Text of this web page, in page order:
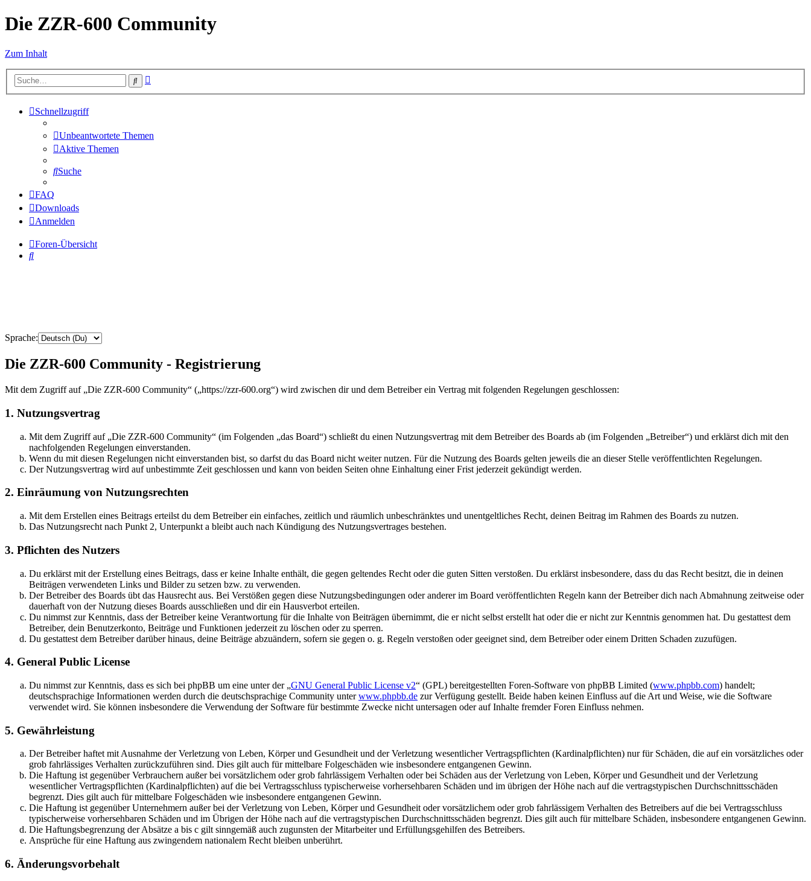
Die ZZR-600 Community
Zum Inhalt
Suche
Schnellzugriff
Unbeantwortete Themen
Aktive Themen
Suche
FAQ
Downloads
Anmelden
Foren-Übersicht
Suche
Sprache:
Die ZZR-600 Community - Registrierung
Mit dem Zugriff auf „Die ZZR-600 Community“ („https://zzr-600.org“) wird zwischen dir und dem Betreiber ein Vertrag mit folgenden Regelungen geschlossen:
1. Nutzungsvertrag
Mit dem Zugriff auf „Die ZZR-600 Community“ (im Folgenden „das Board“) schließt du einen Nutzungsvertrag mit dem Betreiber des Boards ab (im Folgenden „Betreiber“) und erklärst dich mit den
nachfolgenden Regelungen einverstanden.
Wenn du mit diesen Regelungen nicht einverstanden bist, so darfst du das Board nicht weiter nutzen. Für die Nutzung des Boards gelten jeweils die an dieser Stelle veröffentlichten Regelungen.
Der Nutzungsvertrag wird auf unbestimmte Zeit geschlossen und kann von beiden Seiten ohne Einhaltung einer Frist jederzeit gekündigt werden.
2. Einräumung von Nutzungsrechten
Mit dem Erstellen eines Beitrags erteilst du dem Betreiber ein einfaches, zeitlich und räumlich unbeschränktes und unentgeltliches Recht, deinen Beitrag im Rahmen des Boards zu nutzen.
Das Nutzungsrecht nach Punkt 2, Unterpunkt a bleibt auch nach Kündigung des Nutzungsvertrages bestehen.
3. Pflichten des Nutzers
Du erklärst mit der Erstellung eines Beitrags, dass er keine Inhalte enthält, die gegen geltendes Recht oder die guten Sitten verstoßen. Du erklärst insbesondere, dass du das Recht besitzt, die in deinen
Beiträgen verwendeten Links und Bilder zu setzen bzw. zu verwenden.
Der Betreiber des Boards übt das Hausrecht aus. Bei Verstößen gegen diese Nutzungsbedingungen oder anderer im Board veröffentlichten Regeln kann der Betreiber dich nach Abmahnung zeitweise oder
dauerhaft von der Nutzung dieses Boards ausschließen und dir ein Hausverbot erteilen.
Du nimmst zur Kenntnis, dass der Betreiber keine Verantwortung für die Inhalte von Beiträgen übernimmt, die er nicht selbst erstellt hat oder die er nicht zur Kenntnis genommen hat. Du gestattest dem
Betreiber, dein Benutzerkonto, Beiträge und Funktionen jederzeit zu löschen oder zu sperren.
Du gestattest dem Betreiber darüber hinaus, deine Beiträge abzuändern, sofern sie gegen o. g. Regeln verstoßen oder geeignet sind, dem Betreiber oder einem Dritten Schaden zuzufügen.
4. General Public License
Du nimmst zur Kenntnis, dass es sich bei phpBB um eine unter der „GNU General Public License v2“ (GPL) bereitgestellten Foren-Software von phpBB Limited (www.phpbb.com) handelt;
deutschsprachige Informationen werden durch die deutschsprachige Community unterwww.phpbb.de zur Verfügung gestellt. Beide haben keinen Einfluss auf die Art und Weise, wie die Software
verwendet wird. Sie können insbesondere die Verwendung der Software für bestimmte Zwecke nicht untersagen oder auf Inhalte fremder Foren Einfluss nehmen.
5. Gewährleistung
Der Betreiber haftet mit Ausnahme der Verletzung von Leben, Körper und Gesundheit und der Verletzung wesentlicher Vertragspflichten (Kardinalpflichten) nur für Schäden, die auf ein vorsätzliches oder
grob fahrlässiges Verhalten zurückzuführen sind. Dies gilt auch für mittelbare Folgeschäden wie insbesondere entgangenen Gewinn.
Die Haftung ist gegenüber Verbrauchern außer bei vorsätzlichem oder grob fahrlässigem Verhalten oder bei Schäden aus der Verletzung von Leben, Körper und Gesundheit und der Verletzung
wesentlicher Vertragspflichten (Kardinalpflichten) auf die bei Vertragsschluss typischerweise vorhersehbaren Schäden und im übrigen der Höhe nach auf die vertragstypischen Durchschnittsschäden
begrenzt. Dies gilt auch für mittelbare Folgeschäden wie insbesondere entgangenen Gewinn.
Die Haftung ist gegenüber Unternehmern außer bei der Verletzung von Leben, Körper und Gesundheit oder vorsätzlichem oder grob fahrlässigem Verhalten des Betreibers auf die bei Vertragsschluss
typischerweise vorhersehbaren Schäden und im Übrigen der Höhe nach auf die vertragstypischen Durchschnittsschäden begrenzt. Dies gilt auch für mittelbare Schäden, insbesondere entgangenen Gewinn.
Die Haftungsbegrenzung der Absätze a bis c gilt sinngemäß auch zugunsten der Mitarbeiter und Erfüllungsgehilfen des Betreibers.
Ansprüche für eine Haftung aus zwingendem nationalem Recht bleiben unberührt.
6. Änderungsvorbehalt